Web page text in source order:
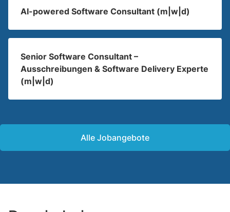
AI-powered Software Consultant (m|w|d)
Senior Software Consultant –
Ausschreibungen & Software Delivery Experte
(m|w|d)
Alle Jobangebote